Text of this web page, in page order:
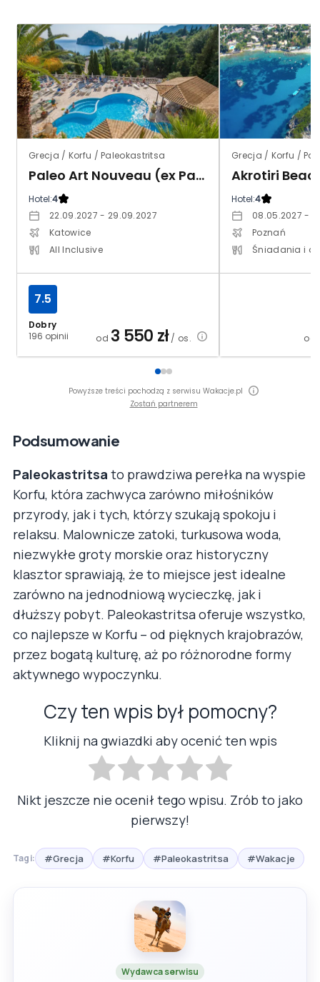
Grecja / Korfu / Paleokastritsa
Paleo Art Nouveau (ex Paleokastritsa)
Hotel:4
22.09.2027 - 29.09.2027
Katowice
All Inclusive
Dobry
196 opinii
7.5
od 3 550 zł/ os.
Grecja / Korfu /
Akrotiri
Hotel:4
08.05.2027 -
Poznań
Śniadania i
od
Powyższe treści pochodzą z serwisu Wakacje.pl
Zostań partnerem
Podsumowanie
Paleokastritsa to prawdziwa perełka na wyspie
Korfu, która zachwyca zarówno miłośników
przyrody, jak i tych, którzy szukają spokoju i
relaksu. Malownicze zatoki, turkusowa woda,
niezwykłe groty morskie oraz historyczny
klasztor sprawiają, że to miejsce jest idealne
zarówno na jednodniową wycieczkę, jak i
dłuższy pobyt. Paleokastritsa oferuje wszystko,
co najlepsze w Korfu – od pięknych krajobrazów,
przez bogatą kulturę, aż po różnorodne formy
aktywnego wypoczynku.
Czy ten wpis był pomocny?
Kliknij na gwiazdki aby ocenić ten wpis
Nikt jeszcze nie ocenił tego wpisu. Zrób to jako
pierwszy!
Tagi: #Grecja #Korfu #Paleokastritsa #Wakacje
Wydawca serwisu